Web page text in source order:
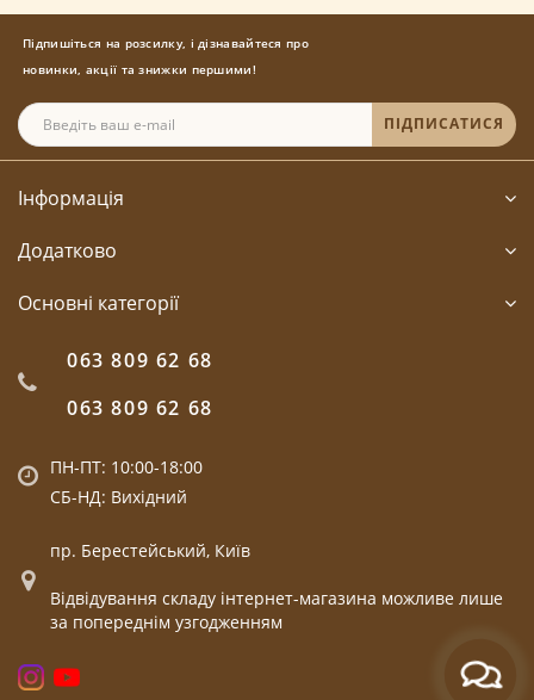
Підпишіться на розсилку, і дізнавайтеся про
новинки, акції та знижки першими!
ПІДПИСАТИСЯ
Інформація
Додатково
Основні категорії
063 809 62 68
063 809 62 68
ПН-ПТ: 10:00-18:00
СБ-НД: Вихідний
пр. Берестейський, Київ
Відвідування складу інтернет-магазина можливе лише
за попереднім узгодженням